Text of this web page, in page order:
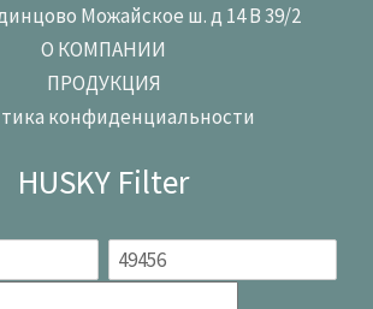
Можайское ш. д 14 В 39/2
О КОМПАНИИ
ПРОДУКЦИЯ
конфиденциальности
HUSKY Filter